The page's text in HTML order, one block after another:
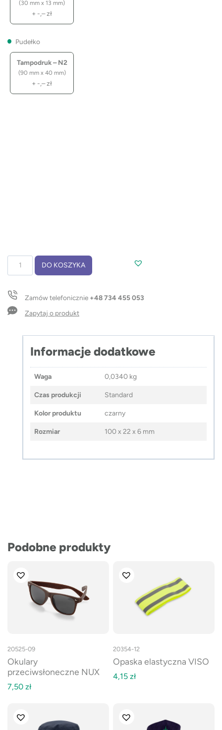
(30 mm x 13 mm)
+ -,–zł
Pudełko
Tampodruk – N2
(90 mm x 40 mm)
+ -,–zł
DO KOSZYKA
Zamów telefonicznie +48 734 455 053
Zapytaj o produkt
Informacje dodatkowe
Waga 0,0340 kg
Czas produkcji Standard
Kolor produktu czarny
Rozmiar 100 x 22 x 6 mm
Podobne produkty
20525-09
Okulary
przeciwsłoneczne NUX
7,50 zł
20354-12
Opaska elastyczna VISO
4,15 zł